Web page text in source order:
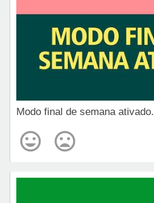
Modo final de semana ativado.